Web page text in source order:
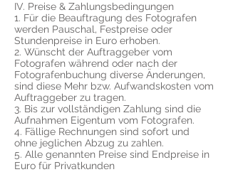
​IV. Preise & Zahlungsbedingungen
​1. Für die Beauftragung des Fotografen
werden Pauschal, Festpreise oder
Stundenpreise in Euro erhoben.
2. Wünscht der Auftraggeber vom
Fotografen während oder nach der
Fotografenbuchung diverse Änderungen,
sind diese Mehr bzw. Aufwandskosten vom
Auftraggeber zu tragen.
3. Bis zur vollständigen Zahlung sind die
Aufnahmen Eigentum vom Fotografen.
4. Fällige Rechnungen sind sofort und
ohne jeglichen Abzug zu zahlen.
5. Alle genannten Preise sind Endpreise in
Euro für Privatkunden